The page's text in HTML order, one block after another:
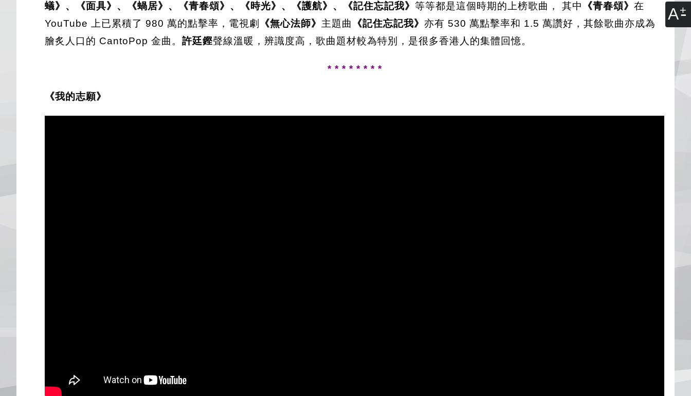
A
蟻》、《面具》、《蝸居》、《青春頌》、《時光》、《護航》、《記住忘記我》 等等都是這個時期的上榜歌曲， 其中 《青春頌》 在
YouTube 上已累積了 980 萬的點擊率，電視劇
《無心法師》 主題曲 《記住忘記我》 亦有 530 萬點擊率和 1.5 萬讚好，其餘歌曲亦成為
膾炙人口的 CantoPop 金曲。 許廷鏗聲線溫暖，辨識度高，歌曲題材較為特別，是很多香港人的集體回憶。
* * * * * * * *
《我的志願》